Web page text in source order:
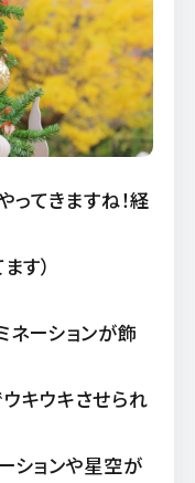
ってきますね！経
す）
ネーションが飾
キウキさせられ
ションや星空が